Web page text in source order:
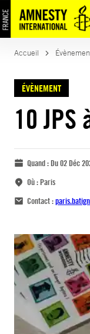
Accueil
ÉVÈNEMENT
10 JPS
Quand :Du 02 Déc
Où :Paris
Contact :